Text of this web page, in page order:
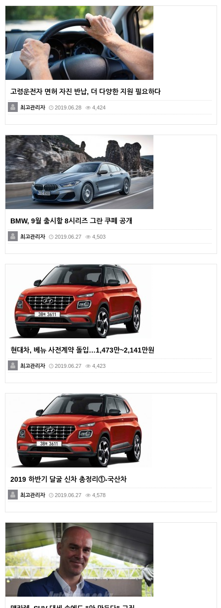
고령운전자 면허 자진 반납, 더 다양한 지원 필요하다
최고관리자 2019.06.28 4,424
BMW, 9월 출시할 8시리즈 그란 쿠페 공개
최고관리자 2019.06.27 4,503
현대차, 베뉴 사전계약 돌입…1,473만~2,141만원
최고관리자 2019.06.27 4,423
2019 하반기 달굴 신차 총정리①-국산차
최고관리자 2019.06.27 4,578